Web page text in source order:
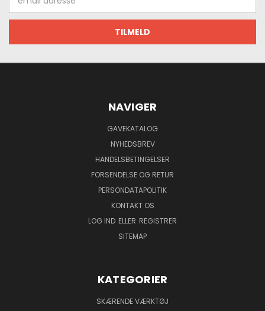
adresse
NAVIGER
GAVEKATALOG
NYHEDSBREV
HANDELSBETINGELSER
FORSENDELSE OG RETUR
PERSONDATAPOLITIK
KONTAKT OS
LOG IND ELLER REGISTRER
SITEMAP
KATEGORIER
SKÆRENDE VÆRKTØJ